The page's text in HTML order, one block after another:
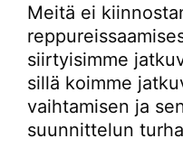
Meitä ei
siirtyisimme
sillä koimme
vaihtamisen ja
suunnittelun